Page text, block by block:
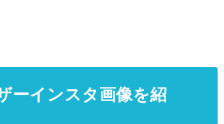
ーインスタ画像を紹